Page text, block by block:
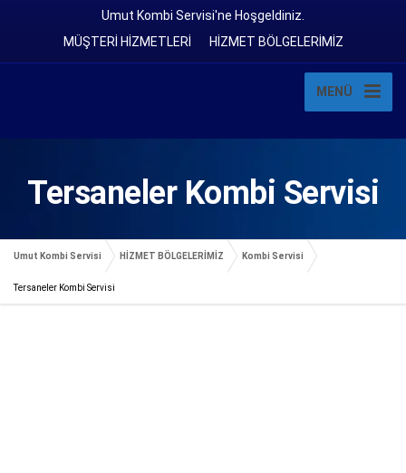
Umut Kombi Servisi'ne Hoşgeldiniz.
MÜŞTERİ HİZMETLERİ
HİZMET BÖLGELERİMİZ
MENÜ
Tersaneler Kombi Servisi
Umut Kombi Servisi HİZMET BÖLGELERİMİZ Kombi Servisi
Tersaneler Kombi Servisi